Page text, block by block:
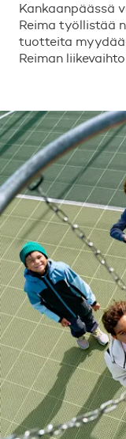
Kankaanpäässä
Reima työllistää
tuotteita
Reiman